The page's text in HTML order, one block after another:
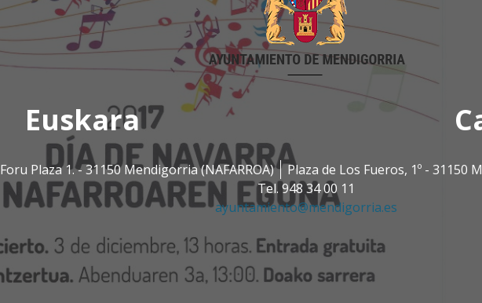
Euskara
Foru Plaza 1. - 31150 Mendigorria (NAFARROA)
Plaza de Los Fueros, 1º - 31150
Tel. 948 34 00 11
ayuntamiento@mendigorria.es